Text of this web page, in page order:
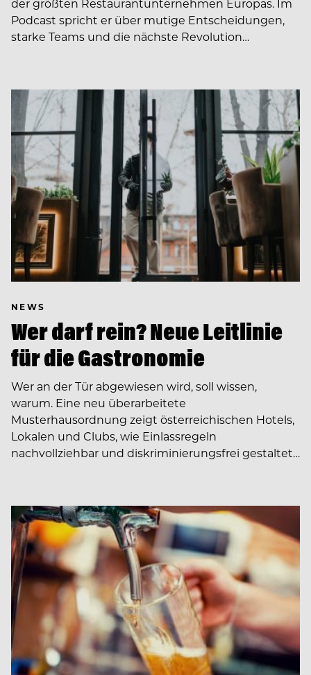
der größten Restaurantunternehmen Europas. Im
Podcast spricht er über mutige Entscheidungen,
starke Teams und die nächste Revolution…
NEWS
Wer darf rein? Neue Leitlinie
für die Gastronomie
Wer an der Tür abgewiesen wird, soll wissen,
warum. Eine neu überarbeitete
Musterhausordnung zeigt österreichischen Hotels,
Lokalen und Clubs, wie Einlassregeln
nachvollziehbar und diskriminierungsfrei gestaltet…